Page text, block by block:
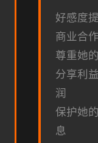
好感度
商业合
尊重她
分享利
润
保护她
息